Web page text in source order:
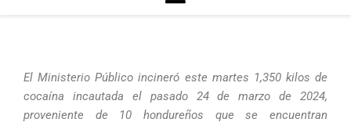
El Ministerio Público incineró este martes 1,350 kilos de
cocaína incautada el pasado 24 de marzo de 2024,
proveniente de 10 hondureños que se encuentran